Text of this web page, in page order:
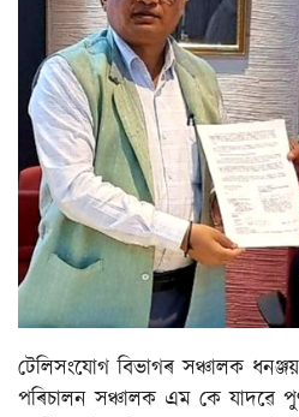
টেলিসংযোগ বিভাগৰ সঞ্চালক
পৰিচালন সঞ্চালক এম কে যাদৱে